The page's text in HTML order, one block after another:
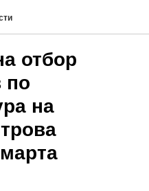
отбор
по
на